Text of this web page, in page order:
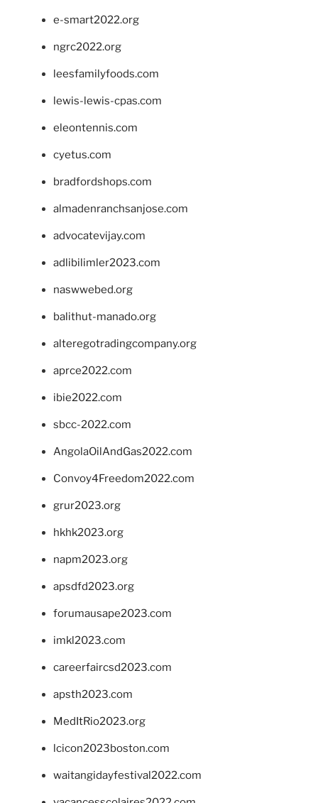
e-smart2022.org
ngrc2022.org
leesfamilyfoods.com
lewis-lewis-cpas.com
eleontennis.com
cyetus.com
bradfordshops.com
almadenranchsanjose.com
advocatevijay.com
adlibilimler2023.com
naswwebed.org
balithut-manado.org
alteregotradingcompany.org
aprce2022.com
ibie2022.com
sbcc-2022.com
AngolaOilAndGas2022.com
Convoy4Freedom2022.com
grur2023.org
hkhk2023.org
napm2023.org
apsdfd2023.org
forumausape2023.com
imkl2023.com
careerfaircsd2023.com
apsth2023.com
MedItRio2023.org
lcicon2023boston.com
waitangidayfestival2022.com